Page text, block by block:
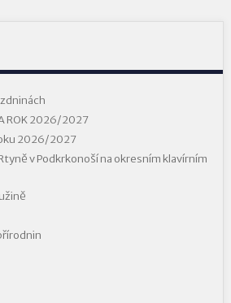
ROK 2026/2027
2026/2027
v Podkrkonoší na okresním klavírním